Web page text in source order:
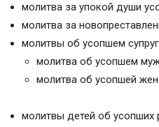
молитва за упокой души
молитва за
молитвы об усопшем
молитва об усопшем
молитва об усопшей
молитвы детей об усопших